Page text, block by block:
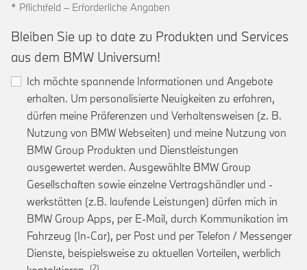
* Pflichtfeld – Erforderliche Angaben
Bleiben Sie up to date zu Produkten und Services
aus dem BMW Universum!
Ich möchte spannende Informationen und Angebote
erhalten. Um personalisierte Neuigkeiten zu erfahren,
dürfen meine Präferenzen und Verhaltensweisen (z. B.
Nutzung von BMW Webseiten) und meine Nutzung von
BMW Group Produkten und Dienstleistungen
ausgewertet werden. Ausgewählte BMW Group
Gesellschaften sowie einzelne Vertragshändler und -
werkstätten (z.B. laufende Leistungen) dürfen mich in
BMW Group Apps, per E-Mail, durch Kommunikation im
Fahrzeug (In-Car), per Post und per Telefon / Messenger
Dienste, beispielsweise zu aktuellen Vorteilen, werblich